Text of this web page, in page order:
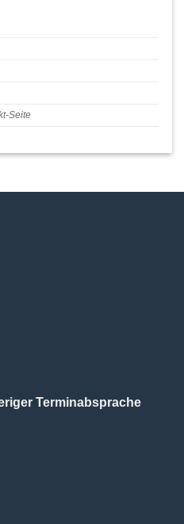
Seite
Terminabsprache